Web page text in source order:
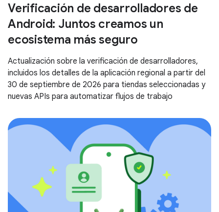
Verificación de desarrolladores de
Android: Juntos creamos un
ecosistema más seguro
Actualización sobre la verificación de desarrolladores,
incluidos los detalles de la aplicación regional a partir del
30 de septiembre de 2026 para tiendas seleccionadas y
nuevas APIs para automatizar flujos de trabajo